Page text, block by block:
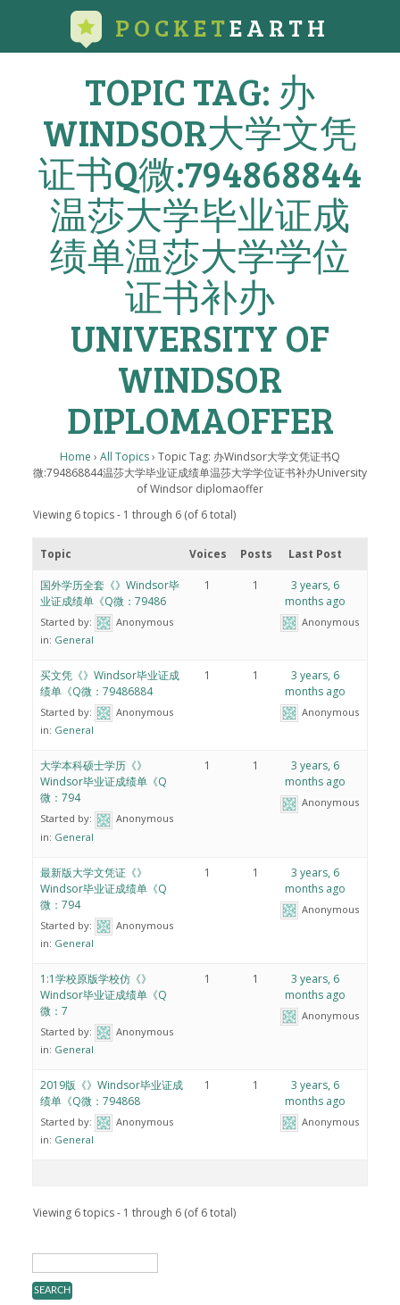
POCKETEARTH
TOPIC TAG: 办
WINDSOR大学文凭
证书Q微:794868844
温莎大学毕业证成
绩单温莎大学学位
证书补办
UNIVERSITY OF
WINDSOR
DIPLOMAOFFER
Home › All Topics› Topic Tag: 办Windsor大学文凭证书Q
微:794868844温莎大学毕业证成绩单温莎大学学位证书补办University
of Windsor diplomaoffer
Viewing 6 topics - 1 through 6 (of 6 total)
Topic Voices Posts Last Post
国外学历全套《》Windsor毕
业证成绩单《Q微：79486
Started by:
Anonymous
in: General
1 1
3 years, 6
months ago
Anonymous
买文凭《》Windsor毕业证成
绩单《Q微：79486884
Started by:
Anonymous
in: General
1 1
3 years, 6
months ago
Anonymous
大学本科硕士学历《》
Windsor毕业证成绩单《Q
微：794
Started by:
Anonymous
in: General
1 1
3 years, 6
months ago
Anonymous
最新版大学文凭证《》
Windsor毕业证成绩单《Q
微：794
Started by:
Anonymous
in: General
1 1
3 years, 6
months ago
Anonymous
1:1学校原版学校仿《》
Windsor毕业证成绩单《Q
微：7
Started by:
Anonymous
in: General
1 1
3 years, 6
months ago
Anonymous
2019版《》Windsor毕业证成
绩单《Q微：794868
Started by:
Anonymous
in: General
1 1
3 years, 6
months ago
Anonymous
Viewing 6 topics - 1 through 6 (of 6 total)